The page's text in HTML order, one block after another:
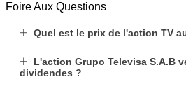
Foire Aux Questions
Quel est le prix de l'action TV
L'action Grupo Televisa S.A.B
dividendes ?